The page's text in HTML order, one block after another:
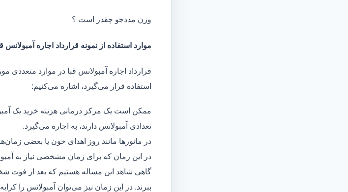
وزن مددجو چقدر است ؟
موارد استفاده از نمونه قرارداد اجاره آمبولانس
قرارداد اجاره آمبولانس قبا در موارد متعددی
استفاده قرار می‌گیرد، اشاره می‌کنیم:
ممکن است یک مرکز درمانی هزینه خرید یک
تعدادی آمبولانس دارند، به اجاره می‌گیرد.
در مانور‌ها مانند روز اهدای خون یا بعضی
در این زمان که برای زمان مشخصی نیاز به
گاهی شاهد این مساله هستیم که بعد از فوت
ببرند. در این زمان نیز می‌توان آمبولانس را